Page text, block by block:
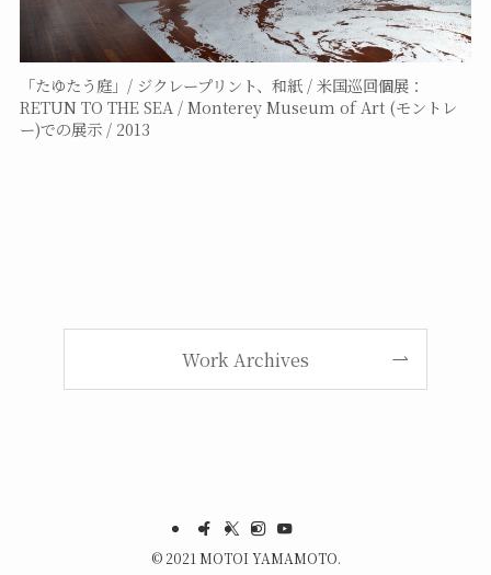
「たゆたう庭」/ ジクレープリント、和紙 / 米国巡回個展：
RETUN TO THE SEA / Monterey Museum of Art (モントレ
ー)での展示 / 2013
Work Archives
©2021 MOTOI YAMAMOTO.